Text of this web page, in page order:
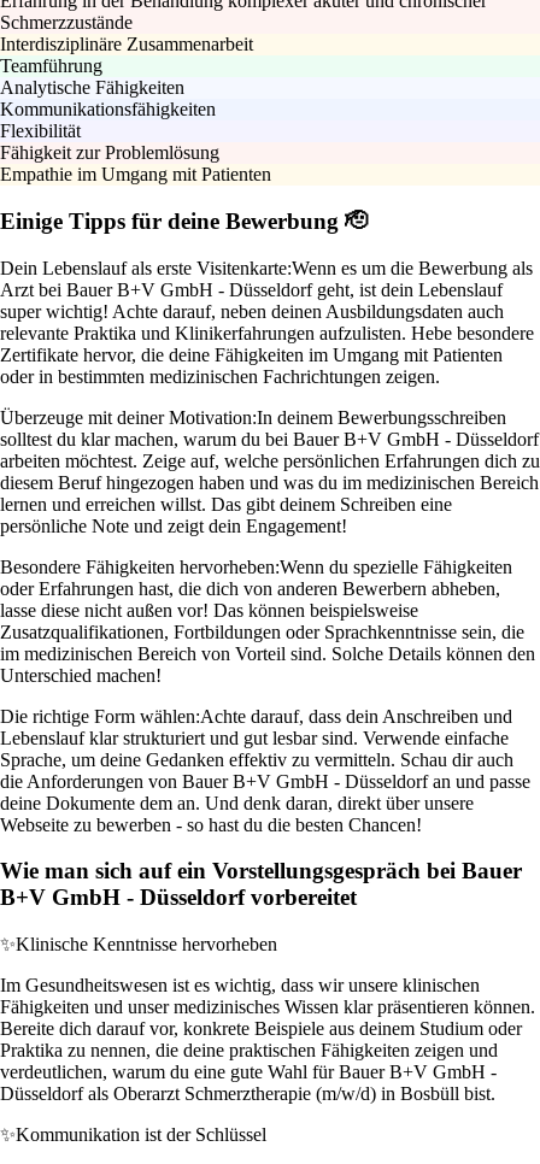
Schmerzzustände
Interdisziplinäre Zusammenarbeit
Teamführung
Analytische Fähigkeiten
Kommunikationsfähigkeiten
Flexibilität
Fähigkeit zur Problemlösung
Empathie im Umgang mit Patienten
Einige Tipps für deine Bewerbung 🫡
Dein Lebenslauf als erste Visitenkarte:Wenn es um die Bewerbung als
Arzt bei Bauer B+V GmbH - Düsseldorf geht, ist dein Lebenslauf
super wichtig! Achte darauf, neben deinen Ausbildungsdaten auch
relevante Praktika und Klinikerfahrungen aufzulisten. Hebe besondere
Zertifikate hervor, die deine Fähigkeiten im Umgang mit Patienten
oder in bestimmten medizinischen Fachrichtungen zeigen.
Überzeuge mit deiner Motivation:In deinem Bewerbungsschreiben
solltest du klar machen, warum du bei Bauer B+V GmbH - Düsseldorf
arbeiten möchtest. Zeige auf, welche persönlichen Erfahrungen dich zu
diesem Beruf hingezogen haben und was du im medizinischen Bereich
lernen und erreichen willst. Das gibt deinem Schreiben eine
persönliche Note und zeigt dein Engagement!
Besondere Fähigkeiten hervorheben:Wenn du spezielle Fähigkeiten
oder Erfahrungen hast, die dich von anderen Bewerbern abheben,
lasse diese nicht außen vor! Das können beispielsweise
Zusatzqualifikationen, Fortbildungen oder Sprachkenntnisse sein, die
im medizinischen Bereich von Vorteil sind. Solche Details können den
Unterschied machen!
Die richtige Form wählen:Achte darauf, dass dein Anschreiben und
Lebenslauf klar strukturiert und gut lesbar sind. Verwende einfache
Sprache, um deine Gedanken effektiv zu vermitteln. Schau dir auch
die Anforderungen von Bauer B+V GmbH - Düsseldorf an und passe
deine Dokumente dem an. Und denk daran, direkt über unsere
Webseite zu bewerben - so hast du die besten Chancen!
Wie man sich auf ein Vorstellungsgespräch bei Bauer
B+V GmbH - Düsseldorf vorbereitet
✨Klinische Kenntnisse hervorheben
Im Gesundheitswesen ist es wichtig, dass wir unsere klinischen
Fähigkeiten und unser medizinisches Wissen klar präsentieren können.
Bereite dich darauf vor, konkrete Beispiele aus deinem Studium oder
Praktika zu nennen, die deine praktischen Fähigkeiten zeigen und
verdeutlichen, warum du eine gute Wahl für Bauer B+V GmbH -
Düsseldorf als Oberarzt Schmerztherapie (m/w/d) in Bosbüll bist.
✨Kommunikation ist der Schlüssel